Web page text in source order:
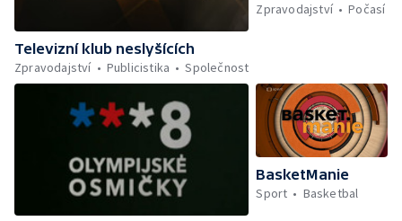
Televizní klub neslyšících
Zpravodajství
Publicistika Společnost
Zpravodajství
Počasí
BasketManie
Sport
Basketbal